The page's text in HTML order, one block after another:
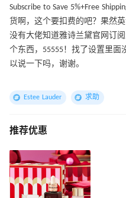
Subscribe to Save 5%+Free
货啊，这个要扣费的吧？果然
没有大佬知道雅诗兰黛官网订
个东西，55555！找了设置里面
以说一下吗，谢谢。
Estee Lauder 求助
推荐优惠